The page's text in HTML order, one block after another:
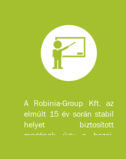
A Robinia-Group Kft. az
elmúlt 15 év során stabil
helyet biztosított
magának úgy a hazai,